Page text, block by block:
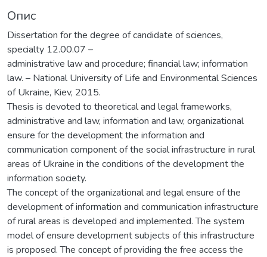
Опис
Dissertation for the degree of candidate of sciences,
specialty 12.00.07 –
administrative law and procedure; financial law; information
law. – National University of Life and Environmental Sciences
of Ukraine, Kiev, 2015.
Thesis is devoted to theoretical and legal frameworks,
administrative and law, information and law, organizational
ensure for the development the information and
communication component of the social infrastructure in rural
areas of Ukraine in the conditions of the development the
information society.
The concept of the organizational and legal ensure of the
development of information and communication infrastructure
of rural areas is developed and implemented. The system
model of ensure development subjects of this infrastructure
is proposed. The concept of providing the free access the